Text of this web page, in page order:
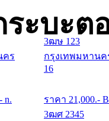
ะบะต
คร
n.
3ฒษ 123
กรุงเทพมหานค
16
ราคา 21,000.-
3ฒศ 2345